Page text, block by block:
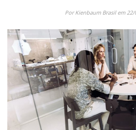
Por Kienbaum Brasil em 22/